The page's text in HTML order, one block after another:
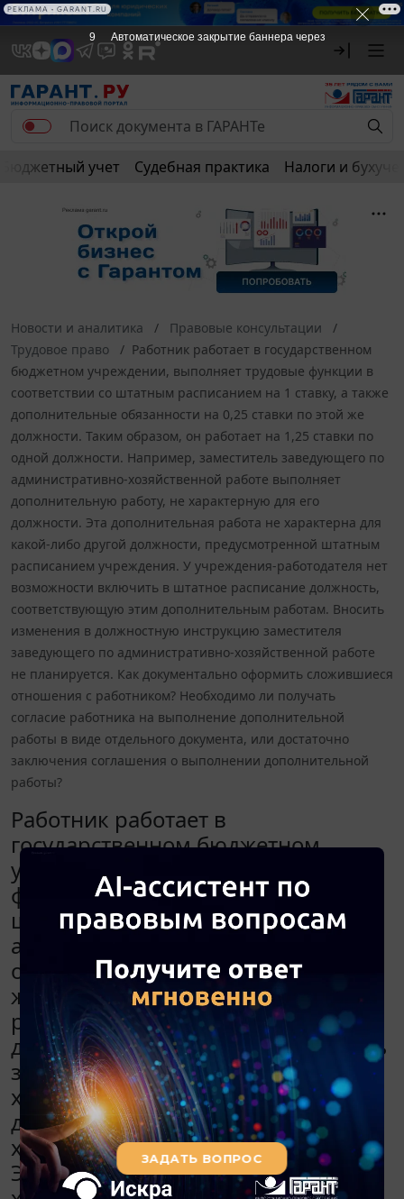
Бюджетный учет Судебная практика Налоги и
Новости и аналитика
Правовые консультации
Трудовое право
Работник работает в государственном
бюджетном учреждении, выполняет трудовые функции в
соответствии со штатным расписанием на 1 ставку, а также
дополнительные обязанности на 0,25 ставки по этой же
должности. Таким образом, он работает на 1,25 ставки по
одной должности. Например, заместитель заведующего по
административно-хозяйственной работе выполняет
дополнительную работу, не характерную для его
должности. Эта дополнительная работа не характерна для
какой-либо другой должности, предусмотренной штатным
расписанием учреждения. У учреждения-работодателя нет
возможности включить в штатное расписание должность,
соответствующую этим дополнительным работам. Вносить
изменения в должностную инструкцию заместителя
заведующего по административно-хозяйственной работе
не планируется. Как документально оформить сложившиеся
отношения с работником? Необходимо ли получать
согласие работника на выполнение дополнительной
работы в виде отдельного документа, или достаточно
заключения соглашения о выполнении дополнительной
работы?
Работник работает в
государственном бюджетном
учреждении, выполняет трудовые
функции в соответствии со
штатным расписанием на 1 ставку,
а также дополнительные
обязанности на 0,25 ставки по этой
же должности. Таким образом, он
работает на 1,25 ставки по одной
должности. Например, заместитель
заведующего по административно-
хозяйственной работе выполняет
дополнительную работу, не
характерную для его должности.
Эта дополнительная работа не
9 Автоматическое закрытие баннера через
РЕКЛАМА • GARANT.RU